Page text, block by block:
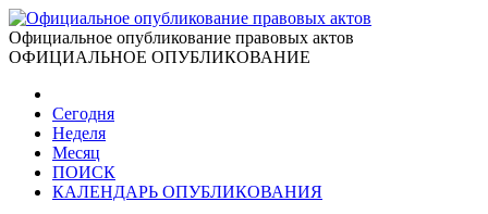
Официальное опубликование правовых актов
ОФИЦИАЛЬНОЕ ОПУБЛИКОВАНИЕ
Сегодня
Неделя
Месяц
ПОИСК
КАЛЕНДАРЬ ОПУБЛИКОВАНИЯ